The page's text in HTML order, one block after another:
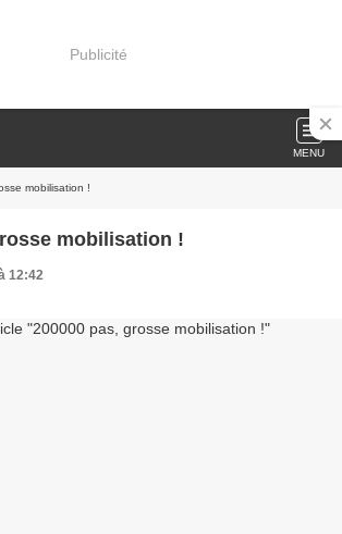
Publicité
MENU
mobilisation !
mobilisation !
12:42